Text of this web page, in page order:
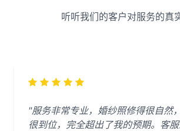
听听我们的客户对服务的真
"服务非常专业，婚纱照修得很自然
很到位，完全超出了我的预期。客服